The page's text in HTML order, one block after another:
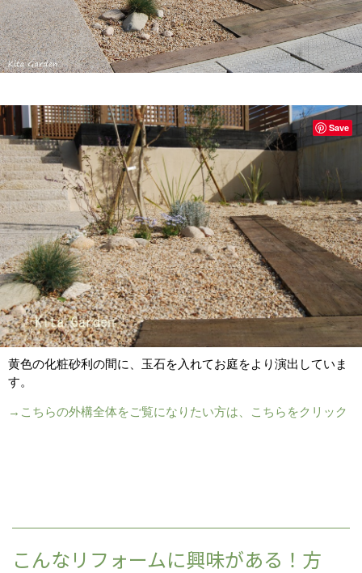
黄色の化粧砂利の間に、玉石を入れてお庭をより演出していま
す。
→こちらの外構全体をご覧になりたい方は、こちらをクリック
Save
こんなリフォームに興味がある！方